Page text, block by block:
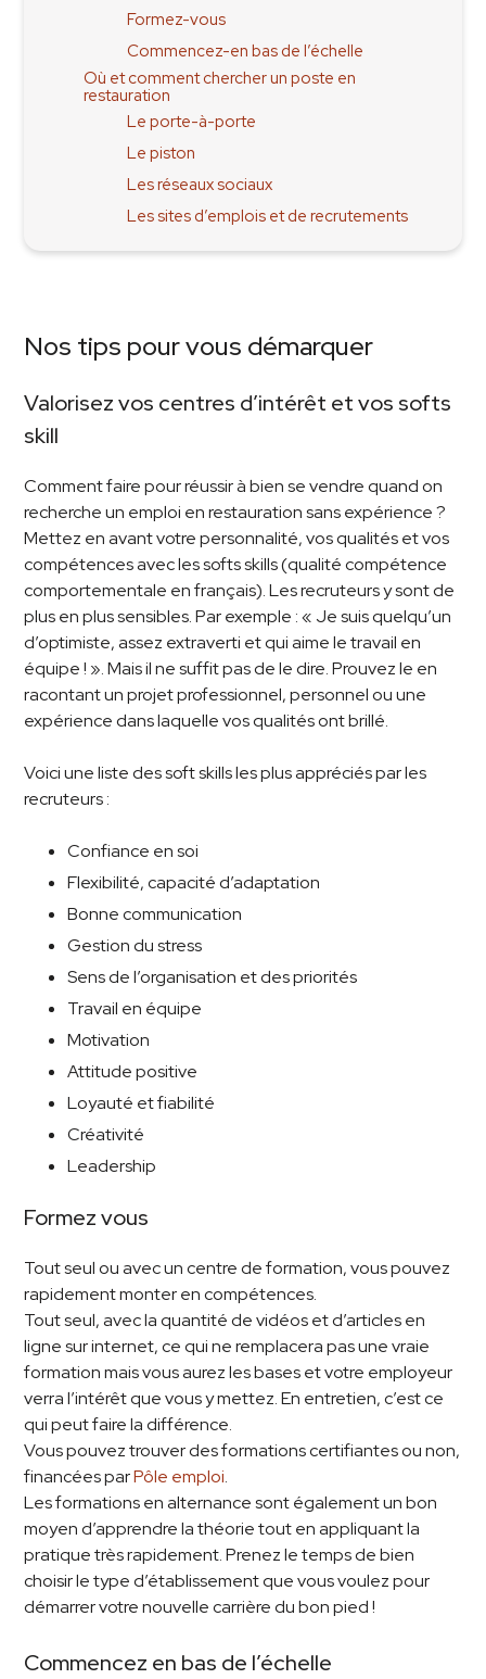
Formez-vous
Commencez-en bas de l’échelle
Où et comment chercher un poste en
restauration
Le porte-à-porte
Le piston
Les réseaux sociaux
Les sites d’emplois et de recrutements
Nos tips pour vous démarquer
Valorisez vos centres d’intérêt et vos softs
skill
Comment faire pour réussir à bien se vendre quand on
recherche un emploi en restauration sans expérience ?
Mettez en avant votre personnalité, vos qualités et vos
compétences avec les softs skills (qualité compétence
comportementale en français). Les recruteurs y sont de
plus en plus sensibles. Par exemple : « Je suis quelqu’un
d’optimiste, assez extraverti et qui aime le travail en
équipe ! ». Mais il ne suffit pas de le dire. Prouvez le en
racontant un projet professionnel, personnel ou une
expérience dans laquelle vos qualités ont brillé.
Voici une liste des soft skills les plus appréciés par les
recruteurs :
Confiance en soi
Flexibilité, capacité d’adaptation
Bonne communication
Gestion du stress
Sens de l’organisation et des priorités
Travail en équipe
Motivation
Attitude positive
Loyauté et fiabilité
Créativité
Leadership
Formez vous
Tout seul ou avec un centre de formation, vous pouvez
rapidement monter en compétences.
Tout seul, avec la quantité de vidéos et d’articles en
ligne sur internet, ce qui ne remplacera pas une vraie
formation mais vous aurez les bases et votre employeur
verra l’intérêt que vous y mettez. En entretien, c’est ce
qui peut faire la différence.
Vous pouvez trouver des formations certifiantes ou non,
financées parPôle emploi.
Les formations en alternance sont également un bon
moyen d’apprendre la théorie tout en appliquant la
pratique très rapidement. Prenez le temps de bien
choisir le type d’établissement que vous voulez pour
démarrer votre nouvelle carrière du bon pied !
Commencez en bas de l’échelle